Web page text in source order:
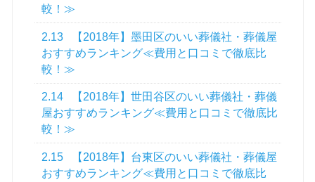
較！≫
2.13
【2018年】墨田区のいい葬儀社・葬儀屋
おすすめランキング≪費用と口コミで徹底比
較！≫
2.14
【2018年】世田谷区のいい葬儀社・葬儀
屋おすすめランキング≪費用と口コミで徹底比
較！≫
2.15
【2018年】台東区のいい葬儀社・葬儀屋
おすすめランキング≪費用と口コミで徹底比